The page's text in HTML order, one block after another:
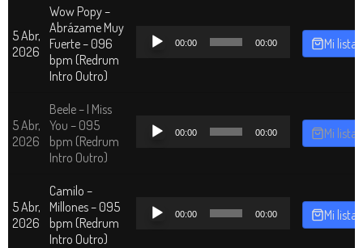
5 Abr,
2026
Wow Popy –
Abrázame Muy
Fuerte – 096
bpm (Redrum
Intro Outro)
Reproductor
00:00 00:00 Mi lista
5 Abr,
2026
Beele – I Miss
You – 095
bpm (Redrum
Intro Outro)
Reproductor
00:00 00:00 Mi lista
5 Abr,
2026
Camilo –
Millones – 095
bpm (Redrum
Intro Outro)
Reproductor
00:00 00:00 Mi lista